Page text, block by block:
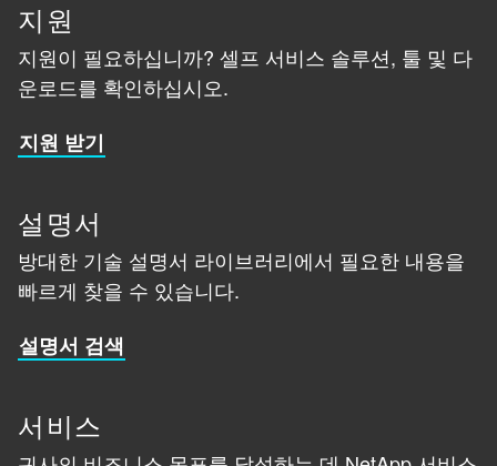
지원
지원이 필요하십니까? 셀프 서비스 솔루션, 툴 및 다
운로드를 확인하십시오.
지원 받기
설명서
방대한 기술 설명서 라이브러리에서 필요한 내용을
빠르게 찾을 수 있습니다.
설명서 검색
서비스